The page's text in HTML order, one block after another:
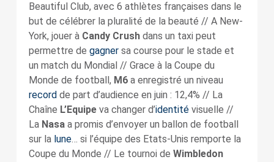
Beautiful Club, avec 6 athlètes françaises dans le
but de célébrer la pluralité de la beauté // A New-
York, jouer à Candy Crushdans un taxi peut
permettre de gagnersa course pour le stade et
un match du Mondial // Grace à la Coupe du
Monde de football, M6a enregistré un niveau
record de part d’audience en juin : 12,4% // La
Chaîne L’Equipeva changer d’identitévisuelle //
La Nasaa promis d’envoyer un ballon de football
sur la lune… si l’équipe des Etats-Unis remporte la
Coupe du Monde // Le tournoi de Wimbledon